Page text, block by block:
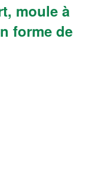
moule à
forme de